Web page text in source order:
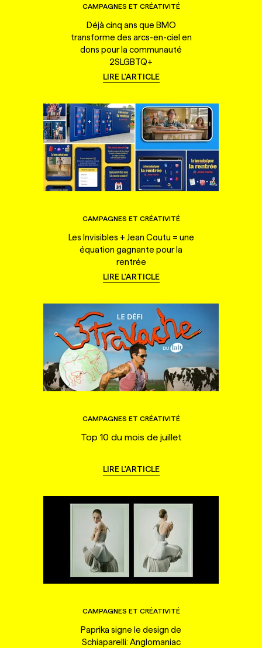
CAMPAGNES ET CRÉATIVITÉ
Déjà cinq ans que BMO
transforme des arcs-en-ciel en
dons pour la communauté
2SLGBTQ+
LIRE L'ARTICLE
CAMPAGNES ET CRÉATIVITÉ
Les Invisibles + Jean Coutu = une
équation gagnante pour la
rentrée
LIRE L'ARTICLE
CAMPAGNES ET CRÉATIVITÉ
Top 10 du mois de juillet
LIRE L'ARTICLE
CAMPAGNES ET CRÉATIVITÉ
Paprika signe le design de
Schiaparelli: Anglomaniac